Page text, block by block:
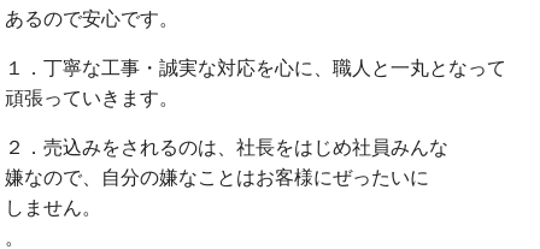
あるので安心です。
１．丁寧な工事・誠実な対応を心に、職人と一丸となって
頑張っていきます。
２．売込みをされるのは、社長をはじめ社員みんな
嫌なので、自分の嫌なことはお客様にぜったいに
しません。
。